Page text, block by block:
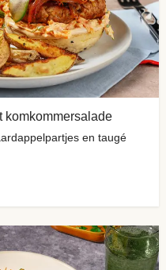
komkommersalade
en taugé